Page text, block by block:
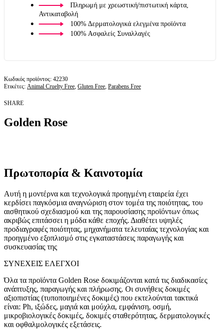
Πληρωμή με χρεωστική/πιστωτική κάρτα,
Αντικαταβολή
100% Δερματολογικά ελεγμένα προϊόντα
100% Ασφαλείς Συναλλαγές
42230
Ετικέτες: Animal Cruelty Free, Gluten Free, Parabens Free
SHARE
Golden Rose
Πρωτοπορία & Καινοτομία
Αυτή η μοντέρνα και τεχνολογικά προηγμένη εταιρεία έχει
κερδίσει παγκόσμια αναγνώριση στον τομέα της ποιότητας, του
αισθητικού σχεδιασμού και της παρουσίασης προϊόντων όπως
ακριβώς επιτάσσει η μόδα κάθε εποχής. Διαθέτει υψηλές
προδιαγραφές ποιότητας, μηχανήματα τελευταίας τεχνολογίας και
προηγμένο εξοπλισμό στις εγκαταστάσεις παραγωγής και
συσκευασίας της
ΣΥΝΕΧΕΙΣ ΕΛΕΓΧΟΙ
Όλα τα προϊόντα Golden Rose δοκιμάζονται κατά τις διαδικασίες
ανάπτυξης, παραγωγής και πλήρωσης. Οι συνήθεις δοκιμές
αξιοπιστίας (τυποποιημένες δοκιμές) που εκτελούνται τακτικά
είναι: Ph, ιξώδες, μαγιά και μούχλα, εμφάνιση, οσμή,
μικροβιολογικές δοκιμές, δοκιμές σταθερότητας, δερματολογικές
και οφθαλμολογικές εξετάσεις.